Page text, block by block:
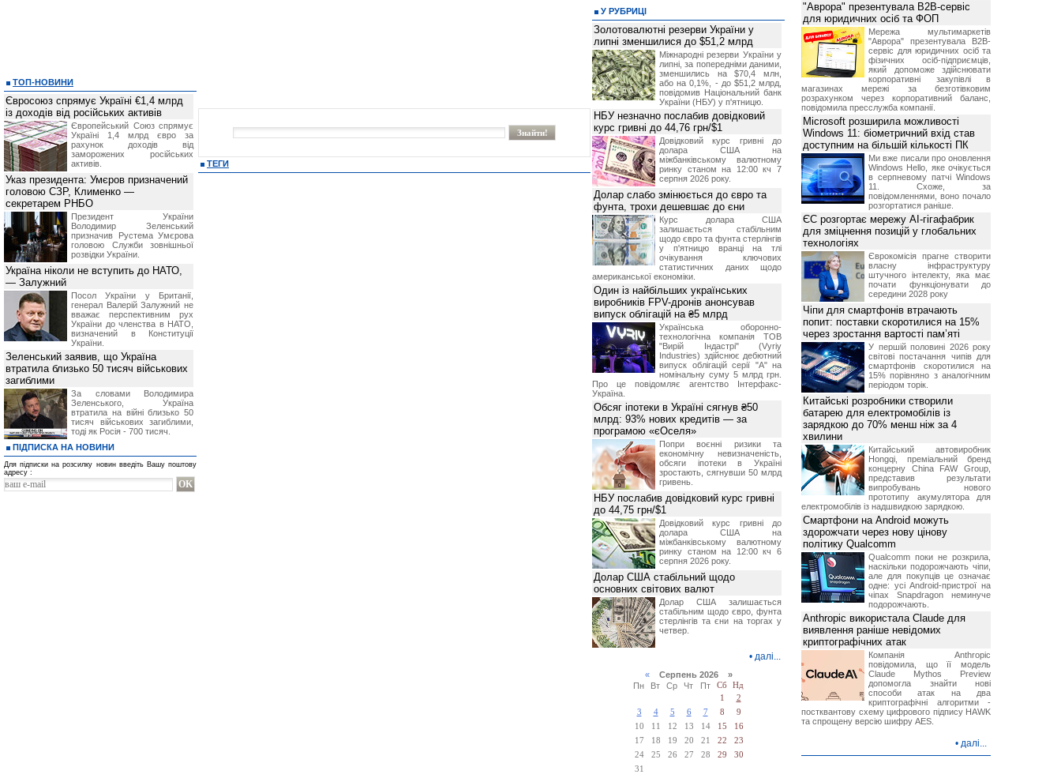
ТЕГИ
ТОП-НОВИНИ
Євросоюз спрямує Україні €1,4 млрд
із доходів від російських активів
Європейський Союз спрямує
Україні 1,4 млрд євро за
рахунок доходів від
заморожених російських
активів.
Указ президента: Умєров призначений
головою СЗР, Клименко —
секретарем РНБО
Президент України
Володимир Зеленський
призначив Pустема Умєрова
головою Служби зовнішньої
розвідки України.
Україна ніколи не вступить до НАТО,
— Залужний
Посол України у Британії,
генерал Валерій Залужний не
вважає перспективним рух
України до членства в НАТО,
визначений в Конституції
України.
Зеленський заявив, що Україна
втратила близько 50 тисяч військових
загиблими
За словами Володимира
Зеленського, Україна
втратила на війні близько 50
тисяч військових загиблими,
тоді як Росія - 700 тисяч.
ПІДПИСКА НА НОВИНИ
Для підписки на розсилку новин введіть Вашу поштову
адресу :
У РУБРИЦІ
Золотовалютні резерви України у
липні зменшилися до $51,2 млрд
Міжнародні резерви України у
липні, за попередніми даними,
зменшились на $70,4 млн,
або на 0,1%, - до $51,2 млрд,
повідомив Національний банк
України (НБУ) у п'ятницю.
НБУ незначно послабив довідковий
курс гривні до 44,76 грн/$1
Довідковий курс гривні до
долара США на
міжбанківському валютному
ринку станом на 12:00 кч 7
серпня 2026 року.
Долар слабо змінюється до євро та
фунта, трохи дешевшає до єни
Курс долара США
залишається стабільним
щодо євро та фунта стерлінгів
у п'ятницю вранці на тлі
очікування ключових
статистичних даних щодо
американської економіки.
Один із найбільших українських
виробників FPV-дронів анонсував
випуск облігацій на ₴5 млрд
Українська оборонно-
технологічна компанія ТОВ
"Вирій Індастрі" (Vyriy
Industries) здійснює дебютний
випуск облігацій серії "А" на
номінальну суму 5 млрд грн.
Про це повідомляє агентство Інтерфакс-
Україна.
Обсяг іпотеки в Україні сягнув ₴50
млрд: 93% нових кредитів — за
програмою «єОселя»
Попри воєнні ризики та
економічну невизначеність,
обсяги іпотеки в Україні
зростають, сягнувши 50 млрд
гривень.
НБУ послабив довідковий курс гривні
до 44,75 грн/$1
Довідковий курс гривні до
долара США на
міжбанківському валютному
ринку станом на 12:00 кч 6
серпня 2026 року.
Долар США стабільний щодо
основних світових валют
Долар США залишається
стабільним щодо євро, фунта
стерлінгів та єни на торгах у
четвер.
• далі...
«Серпень 2026 »
Пн
Вт Ср Чт Пт Сб
Нд
1
2
3
4 5 6 7 8
9
10
11 12 13 14 15
16
17
18 19 20 21 22
23
24
25 26 27 28 29
30
31
"Аврора" презентувала B2B-сервіс
для юридичних осіб та ФОП
Мережа мультимаркетів
"Аврора" презентувала B2B-
сервіс для юридичних осіб та
фізичних осіб-підприємців,
який допоможе здійснювати
корпоративні закупівлі в
магазинах мережі за безготівковим
розрахунком через корпоративний баланс,
повідомила пресслужба компанії.
Microsoft розширила можливості
Windows 11: біометричний вхід став
доступним на більшій кількості ПК
Ми вже писали про оновлення
Windows Hello, яке очікується
в серпневому патчі Windows
11. Схоже, за
повідомленнями, воно почало
розгортатися раніше.
ЄС розгортає мережу AI-гігафабрик
для зміцнення позицій у глобальних
технологіях
Єврокомісія прагне створити
власну інфраструктуру
штучного інтелекту, яка має
почати функціонувати до
середини 2028 року
Чіпи для смартфонів втрачають
попит: поставки скоротилися на 15%
через зростання вартості пам’яті
У першій половині 2026 року
світові постачання чипів для
смартфонів скоротилися на
15% порівняно з аналогічним
періодом торік.
Китайські розробники створили
батарею для електромобілів із
зарядкою до 70% менш ніж за 4
хвилини
Китайський автовиробник
Hongqi, преміальний бренд
концерну China FAW Group,
представив результати
випробувань нового
прототипу акумулятора для
електромобілів із надшвидкою зарядкою.
Смартфони на Android можуть
здорожчати через нову цінову
політику Qualcomm
Qualcomm поки не розкрила,
наскільки подорожчають чіпи,
але для покупців це означає
одне: усі Android-пристрої на
чіпах Snapdragon неминуче
подорожчають.
Anthropic використала Claude для
виявлення раніше невідомих
криптографічних атак
Компанія Anthropic
повідомила, що її модель
Claude Mythos Preview
допомогла знайти нові
способи атак на два
криптографічні алгоритми -
постквантову схему цифрового підпису HAWK
та спрощену версію шифру AES.
• далі...